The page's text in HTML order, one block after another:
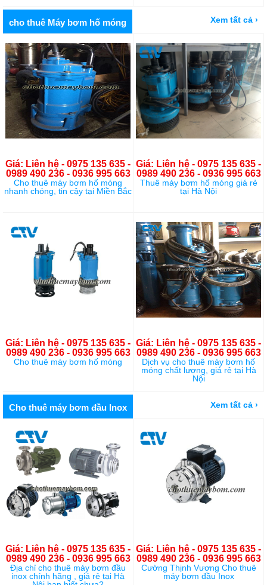
cho thuê Máy bơm hố móng Xem tất cả ›
Giá: Liên hệ - 0975 135 635 -
0989 490 236 - 0936 995 663
Cho thuê máy bơm hố móng
nhanh chóng, tin cậy tại Miền Bắc
Giá: Liên hệ - 0975 135 635 -
0989 490 236 - 0936 995 663
Thuê máy bơm hố móng giá rẻ
tại Hà Nội
Giá: Liên hệ - 0975 135 635 -
0989 490 236 - 0936 995 663
Cho thuê máy bơm hố móng
Giá: Liên hệ - 0975 135 635 -
0989 490 236 - 0936 995 663
Dịch vụ cho thuê máy bơm hố
móng chất lượng, giá rẻ tại Hà
Nội
Cho thuê máy bơm đầu Inox Xem tất cả ›
Giá: Liên hệ - 0975 135 635 -
0989 490 236 - 0936 995 663
Địa chỉ cho thuê máy bơm đầu
inox chính hãng , giá rẻ tại Hà
Giá: Liên hệ - 0975 135 635 -
0989 490 236 - 0936 995 663
Cường Thịnh Vương Cho thuê
máy bơm đầu Inox